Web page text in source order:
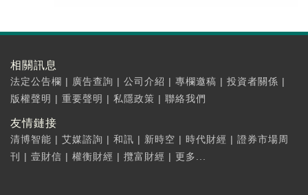
相關訊息
法定公告欄 | 廣告查詢 | 公司介紹 | 專欄邀稿 | 投資者關係 |
版權聲明 | 重要聲明 | 私隱政策 | 聯絡我們
友情鏈接
清博智能 | 艾媒諮詢 | 和訊 | 新時空 | 時代財經 | 證券市場周
刊
| 壹財信 | 權衡財經 | 攬富財經 | 更多...